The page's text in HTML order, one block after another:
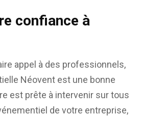
confiance à
appel à des professionnels,
Néovent est une bonne
est prête à intervenir sur tous
de votre entreprise,